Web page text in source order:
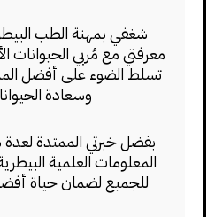
شغفي بمهنة الطب
معرفتي مع مُربي الحيوانات
تسلط الضوء على أفضل
وسعادة
بفضل خبرتي الممتدة
المعلومات العلمية
للجميع لضمان حياة أفضل